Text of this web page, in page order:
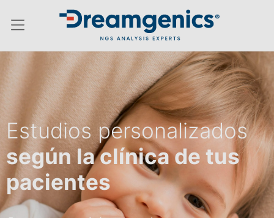
Menú conmutador hamburguesa
Estudios personalizados
según la clínica de tus
pacientes